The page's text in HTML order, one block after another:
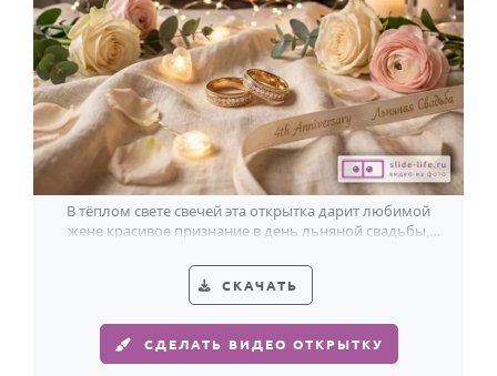
Все родственники
ПЕРСОНАЛЬНЫЕ
Пожелания
По именам
По годам
В тёплом свете свечей эта открытка дарит любимой
жене красивое признание в день льняной свадьбы,
СКАЧАТЬ
СДЕЛАТЬ ВИДЕО ОТКРЫТКУ